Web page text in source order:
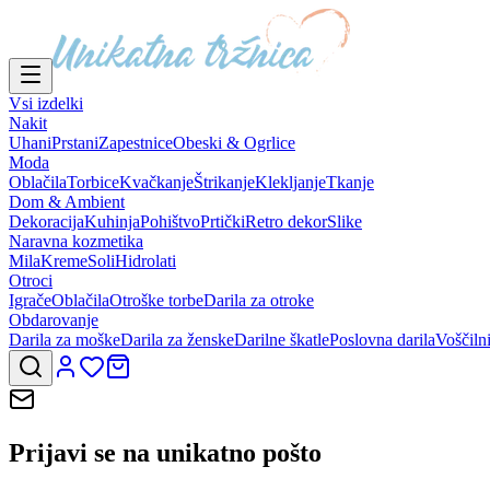
Vsi izdelki
Nakit
UhaniPrstaniZapestniceObeski & Ogrlice
Moda
OblačilaTorbiceKvačkanjeŠtrikanjeKlekljanjeTkanje
Dom & Ambient
DekoracijaKuhinjaPohištvoPrtičkiRetro dekorSlike
Naravna kozmetika
MilaKremeSoliHidrolati
Otroci
IgračeOblačilaOtroške torbeDarila za otroke
Obdarovanje
Darila za moškeDarila za ženskeDarilne škatlePoslovna darila
Prijavi se na unikatno pošto